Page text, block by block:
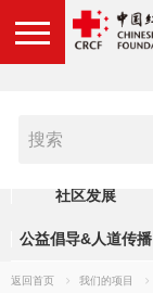
医疗救助
社区发展
公益倡导&人道传播
返回首页 我们的项目